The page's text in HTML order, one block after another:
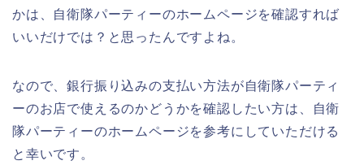
かは、自衛隊パーティーのホームページを確認すれば
いいだけでは？と思ったんですよね。
なので、銀行振り込みの支払い方法が自衛隊パーティ
ーのお店で使えるのかどうかを確認したい方は、自衛
隊パーティーのホームページを参考にしていただける
と幸いです。